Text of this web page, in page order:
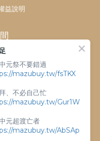
益說明
：
～下午6點
路238號
元祭不要錯過
mazubuy.tw/fsTKX
、不必自己忙
mazubuy.tw/Gur1W
元超渡亡者
mazubuy.tw/AbSAp